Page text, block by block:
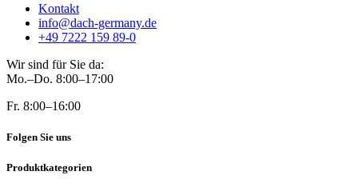
Kontakt
info@dach-germany.de
+49 7222 159 89-0
Wir sind für Sie da:
Mo.–Do. 8:00–17:00
Fr. 8:00–16:00
Folgen Sie uns
Produktkategorien